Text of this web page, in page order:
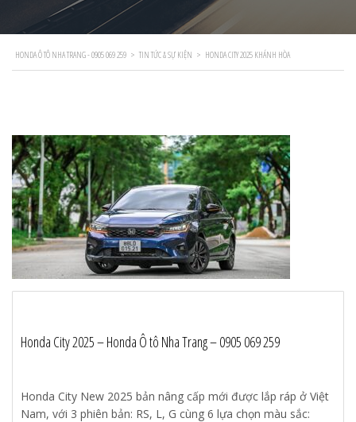
HONDA Ô TÔ NHA TRANG - 0905 069 259 > TIN TỨC & SỰ KIỆN > HONDA CITY 2025 KHÁNH HÒA
Honda City 2025 – Honda Ô tô Nha Trang – 0905 069 259
Honda City New 2025 bản nâng cấp mới được lắp ráp ở Việt
Nam, với 3 phiên bản: RS, L, G cùng 6 lựa chọn màu sắc: